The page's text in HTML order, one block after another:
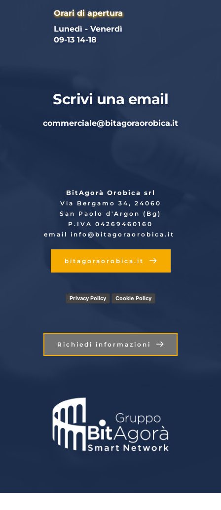
Orari di apertura
Lunedì - Venerdì
09-13 14-18
Scrivi una email
commerciale@bitagoraorobica.it
BitAgorà Orobica srl
Via Bergamo 34, 24060
San Paolo d'Argon (Bg)
P.IVA 04269460160
email info @bitagoraorobica.it
bitagoraorobica.it
Privacy Policy Cookie Policy
Richiedi informazioni